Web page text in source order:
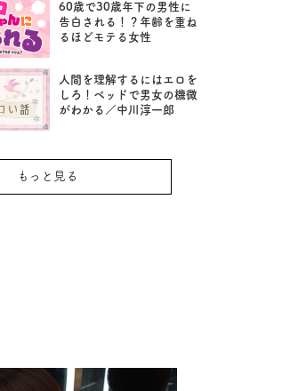
60歳で30歳年下の男性に
告白される！？年齢を重ね
るほどモテる女性
人間を理解するにはエロを
しろ！ベッドで男女の機微
がわかる／中川淳一郎
もっと見る